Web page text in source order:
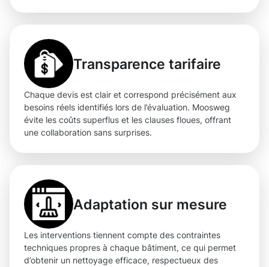
Transparence tarifaire
Chaque devis est clair et correspond précisément aux
besoins réels identifiés lors de l’évaluation. Moosweg
évite les coûts superflus et les clauses floues, offrant
une collaboration sans surprises.
Adaptation sur mesure
Les interventions tiennent compte des contraintes
techniques propres à chaque bâtiment, ce qui permet
d’obtenir un nettoyage efficace, respectueux des